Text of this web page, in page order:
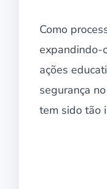
Como
expandindo-
ações
segurança
tem sido tão